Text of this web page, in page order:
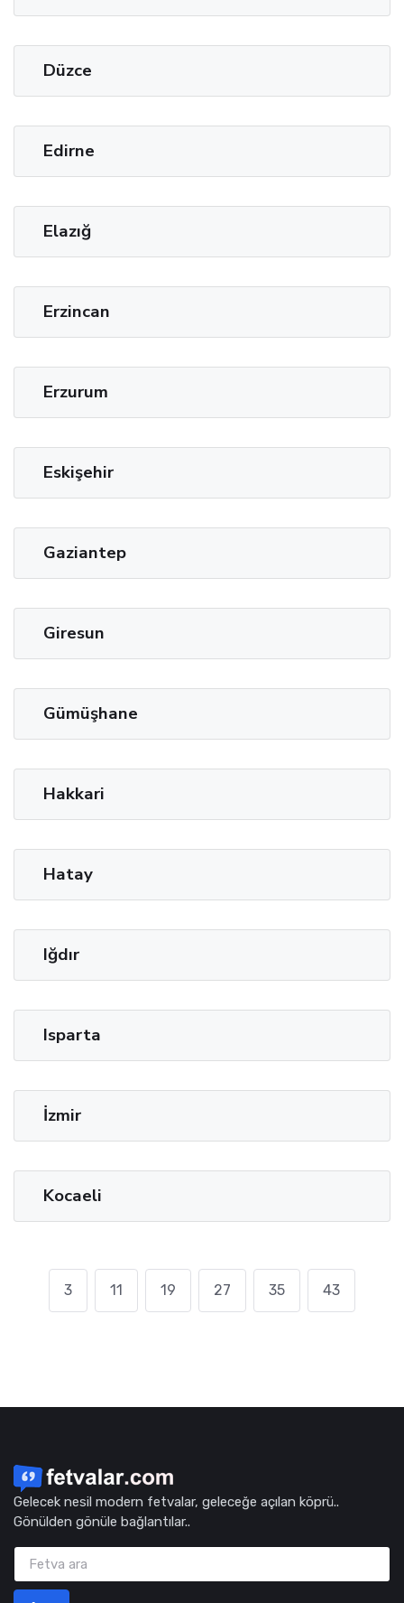
Düzce
Edirne
Elazığ
Erzincan
Erzurum
Eskişehir
Gaziantep
Giresun
Gümüşhane
Hakkari
Hatay
Iğdır
Isparta
İzmir
Kocaeli
3 11 19 27 35 43
Gelecek nesil modern fetvalar, geleceğe açılan köprü..
Gönülden gönüle bağlantılar..